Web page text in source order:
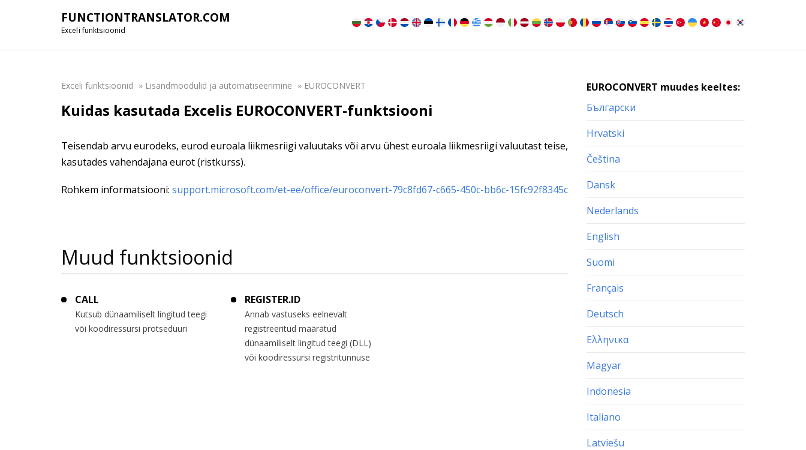
FUNCTIONTRANSLATOR.COM
Exceli funktsioonid
Exceli funktsioonid » Lisandmoodulid ja automatiseerimine » EUROCONVERT
Kuidas kasutada Excelis EUROCONVERT-funktsiooni
Teisendab arvu eurodeks, eurod euroala liikmesriigi valuutaks või arvu ühest euroala liikmesriigi valuutast teise,
kasutades vahendajana eurot (ristkurss).
Rohkem informatsiooni: support.microsoft.com/et-ee/office/euroconvert-79c8fd67-c665-450c-bb6c-15fc92f8345c
Muud funktsioonid
CALL
Kutsub dünaamiliselt lingitud teegi
või koodiressursi protseduuri
REGISTER.ID
Annab vastuseks eelnevalt
registreeritud määratud
dünaamiliselt lingitud teegi (DLL)
või koodiressursi registritunnuse
EUROCONVERT muudes keeltes:
Български
Hrvatski
Čeština
Dansk
Nederlands
English
Suomi
Français
Deutsch
Ελληνικα
Magyar
Indonesia
Italiano
Latviešu